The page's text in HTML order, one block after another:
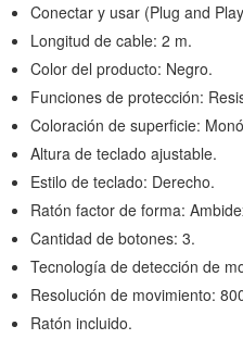
Conectar y usar (Plug and
Longitud de cable: 2 m.
Color del producto: Negro.
Funciones de protección:
Coloración de superficie:
Altura de teclado ajustable.
Estilo de teclado: Derecho.
Ratón factor de forma:
Cantidad de botones: 3.
Tecnología de detección de
Resolución de movimiento:
Ratón incluido.